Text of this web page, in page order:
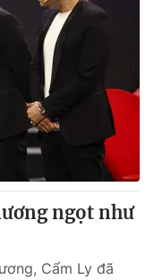
ngọt như
Cẩm Ly đã